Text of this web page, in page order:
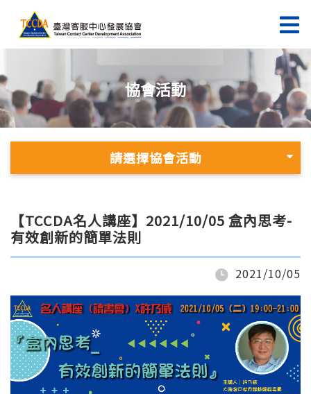
協會活動
請選擇協會活動
【TCCDA名人講座】2021/10/05 盒內思考-
有效創新的簡單法則
2021/10/05